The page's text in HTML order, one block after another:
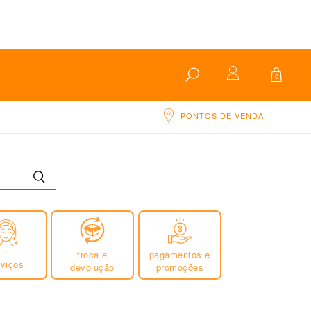
0
PONTOS DE VENDA
troca e
devolução
pagamentos e
promoções